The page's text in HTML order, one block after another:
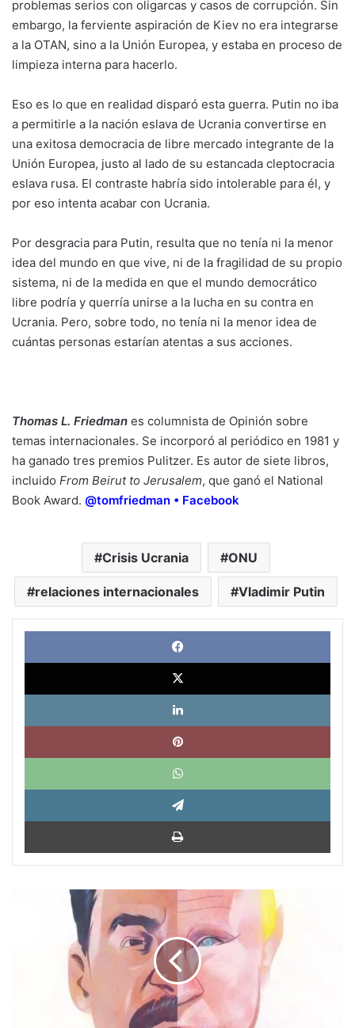
problemas serios con oligarcas y casos de corrupción. Sin
embargo, la ferviente aspiración de Kiev no era integrarse
a la OTAN, sino a la Unión Europea, y estaba en proceso de
limpieza interna para hacerlo.
Eso es lo que en realidad disparó esta guerra. Putin no iba
a permitirle a la nación eslava de Ucrania convertirse en
una exitosa democracia de libre mercado integrante de la
Unión Europea, justo al lado de su estancada cleptocracia
eslava rusa. El contraste habría sido intolerable para él, y
por eso intenta acabar con Ucrania.
Por desgracia para Putin, resulta que no tenía ni la menor
idea del mundo en que vive, ni de la fragilidad de su propio
sistema, ni de la medida en que el mundo democrático
libre podría y querría unirse a la lucha en su contra en
Ucrania. Pero, sobre todo, no tenía ni la menor idea de
cuántas personas estarían atentas a sus acciones.
Thomas L. Friedman es columnista de Opinión sobre
temas internacionales. Se incorporó al periódico en 1981 y
ha ganado tres premios Pulitzer. Es autor de siete libros,
incluido From Beirut to Jerusalem, que ganó el National
Book Award. @tomfriedman • Facebook
Crisis Ucrania ONU
relaciones internacionales Vladimir Putin
X